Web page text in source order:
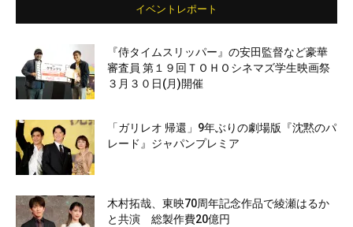
イベントレポート
『侍タイムスリッパー』の安田監督など豪華
審査員 第１９回ＴＯＨＯシネマズ学生映画祭
３月３０日(月)開催
「ガリレオ 帰還」9年ぶりの劇場版『沈黙のパ
レード』ジャパンプレミア
木村拓哉、東映70周年記念作品で綾瀬はるか
と共演 総製作費20億円